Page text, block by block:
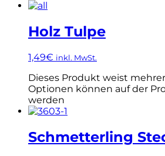
Holz Tulpe
1,49€ inkl. MwSt.
Dieses Produkt weist
Optionen können auf der
werden
Schmetterling